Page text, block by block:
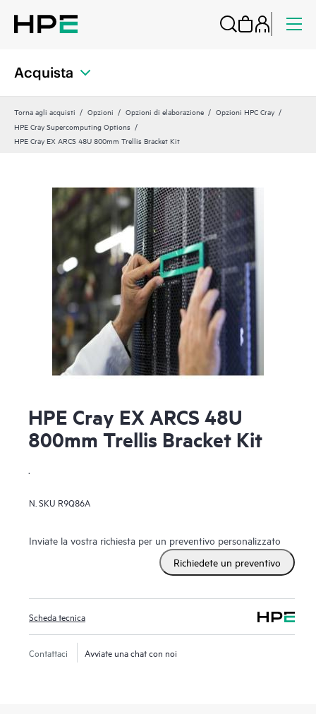
Acquista
Torna agli acquisti Opzioni Opzioni di elaborazione
Opzioni HPC Cray
HPE Cray Supercomputing Options
HPE Cray EX ARCS 48U 800mm Trellis Bracket Kit
HPE Cray EX ARCS 48U
800mm Trellis Bracket Kit
N. SKU R9Q86A
Inviate la vostra richiesta per un preventivo personalizzato
Richiedete un preventivo
Scheda tecnica
Contattaci Avviate una chat con noi